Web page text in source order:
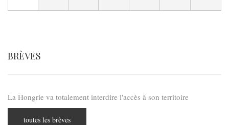
BRÈVES
La Hongrie va totalement interdire l'accès à son territoire
toutes les brèves